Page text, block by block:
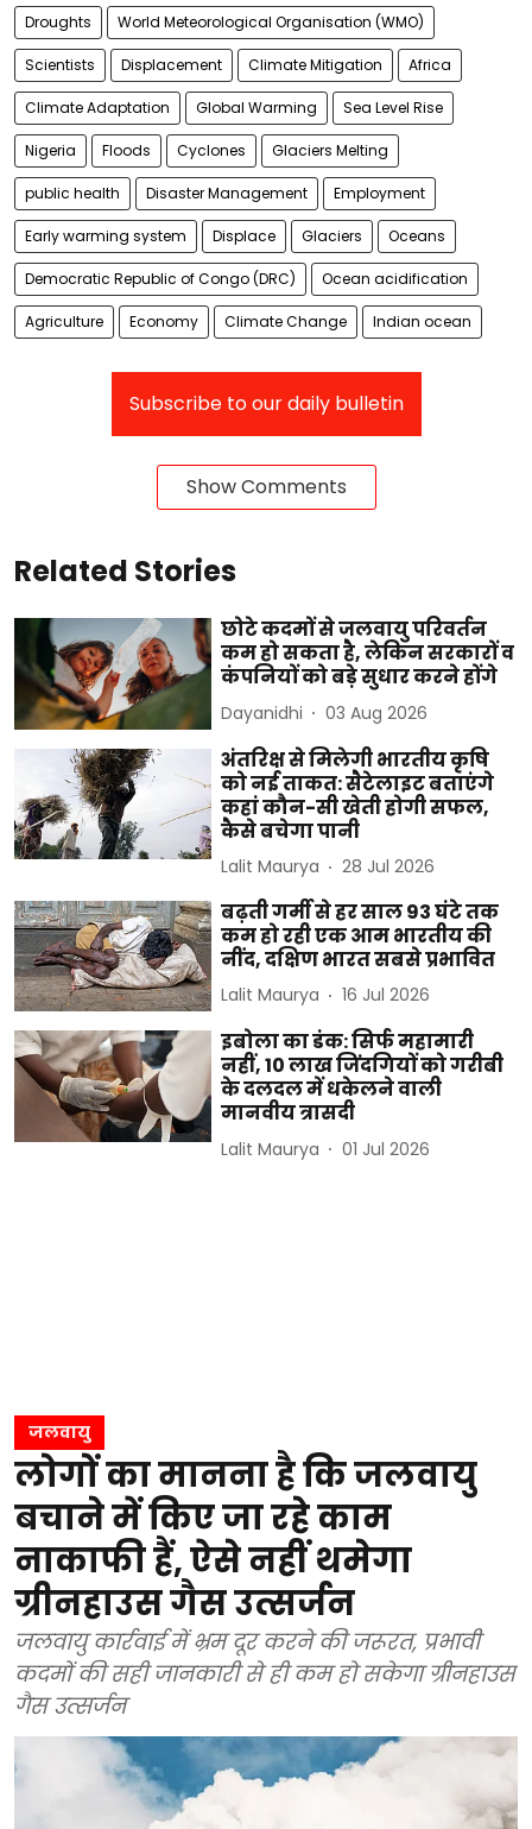
Droughts World Meteorological Organisation (WMO)
Scientists Displacement Climate Mitigation Africa
Climate Adaptation Global Warming Sea Level Rise
Nigeria Floods Cyclones Glaciers Melting
public health Disaster Management Employment
Early warming system Displace Glaciers Oceans
Democratic Republic of Congo (DRC) Ocean acidification
Agriculture Economy Climate Change Indian ocean
Subscribe to our daily bulletin
Show Comments
Related Stories
छोटे कदमों से जलवायु परिवर्तन
कम हो सकता है, लेकिन सरकारों व
कंपनियों को बड़े सुधार करने होंगे
Dayanidhi 03 Aug 2026
अंतरिक्ष से मिलेगी भारतीय कृषि
को नई ताकत: सैटेलाइट बताएंगे
कहां कौन-सी खेती होगी सफल,
कैसे बचेगा पानी
Lalit Maurya 28 Jul 2026
बढ़ती गर्मी से हर साल 93 घंटे तक
कम हो रही एक आम भारतीय की
नींद, दक्षिण भारत सबसे प्रभावित
Lalit Maurya 16 Jul 2026
इबोला का डंक: सिर्फ महामारी
नहीं, 10 लाख जिंदगियों को गरीबी
के दलदल में धकेलने वाली
मानवीय त्रासदी
Lalit Maurya 01 Jul 2026
जलवायु
लोगों का मानना है कि जलवायु
बचाने में किए जा रहे काम
नाकाफी हैं, ऐसे नहीं थमेगा
ग्रीनहाउस गैस उत्सर्जन
जलवायु कार्रवाई में भ्रम दूर करने की जरूरत, प्रभावी
कदमों की सही जानकारी से ही कम हो सकेगा ग्रीनहाउस
गैस उत्सर्जन